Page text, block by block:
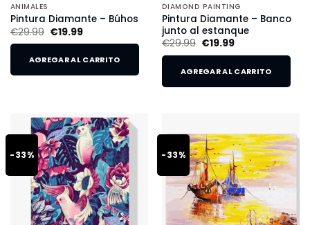
ANIMALES
Pintura Diamante – Búhos
€29.99 €19.99
AGREGAR AL CARRITO
DIAMOND PAINTING
Pintura Diamante – Banco
junto al estanque
€29.99 €19.99
AGREGAR AL CARRITO
-33% -33%